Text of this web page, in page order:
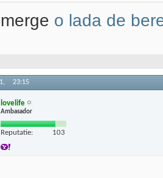
o lada de
23:15
lovelife
Ambasador
Reputatie: 103